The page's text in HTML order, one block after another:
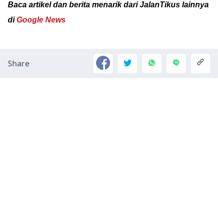
Baca artikel dan berita menarik dari JalanTikus lainnya
diGoogle News
Share